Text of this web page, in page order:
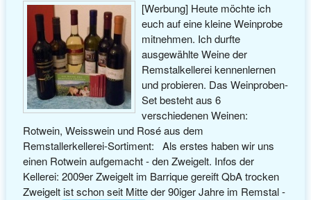
[Werbung] Heute möchte ich
euch auf eine kleine Weinprobe
mitnehmen. Ich durfte
ausgewählte Weine der
Remstalkellerei kennenlernen
und probieren. Das Weinproben-
Set besteht aus 6
verschiedenen Weinen:
Rotwein, Weisswein und Rosé aus dem
Remstallerkellerei-Sortiment: Als erstes haben wir uns
einen Rotwein aufgemacht - den Zweigelt. Infos der
Kellerei: 2009er Zweigelt im Barrique gereift QbA trocken
Zweigelt ist schon seit Mitte der 90iger Jahre im Remstal -